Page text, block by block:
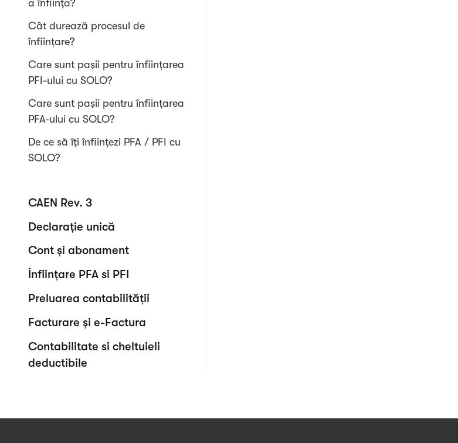
a înființa?
Cât durează procesul de
înființare?
Care sunt pașii pentru înființarea
PFI-ului cu SOLO?
Care sunt pașii pentru înființarea
PFA-ului cu SOLO?
De ce să îți înființezi PFA / PFI cu
SOLO?
CAEN Rev. 3
Declarație unică
Cont și abonament
Înființare PFA si PFI
Preluarea contabilității
Facturare și e-Factura
Contabilitate si cheltuieli
deductibile